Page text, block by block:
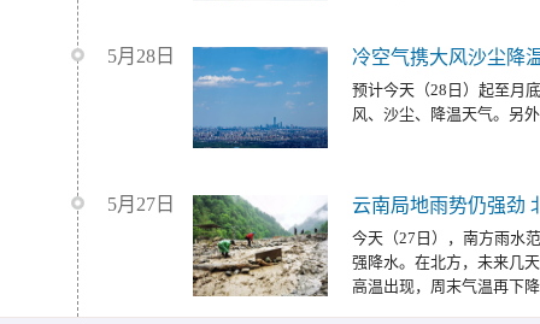
5月28日 冷空气携大风沙尘降
预计今天（28日）起至月
风、沙尘、降温天气。另
5月27日 云南局地雨势仍强劲
今天（27日），南方雨水
强降水。在北方，未来几
高温出现，周末气温再下